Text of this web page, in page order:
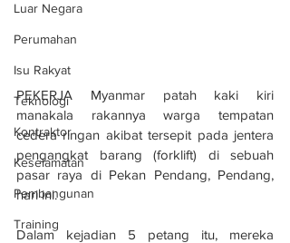
Luar Negara
Perumahan
Isu Rakyat
Teknologi
Kontraktor
Keselamatan
Pembangunan
Training
PEKERJA Myanmar patah kaki kiri
manakala rakannya warga tempatan
cedera ringan akibat tersepit pada jentera
pengangkat barang (forklift) di sebuah
pasar raya di Pekan Pendang, Pendang,
hari ini.
Dalam kejadian 5 petang itu, mereka